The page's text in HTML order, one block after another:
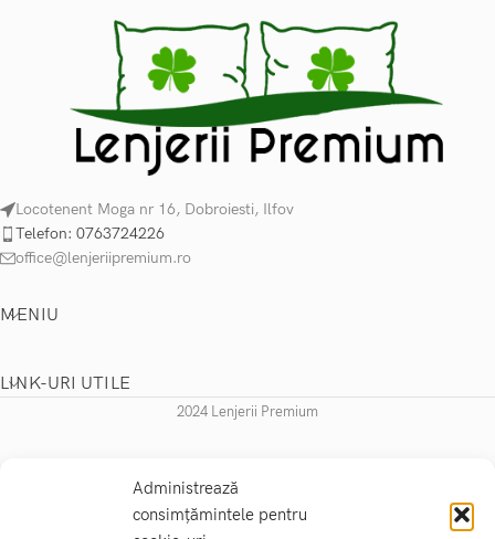
Administrează
consimțămintele pentru
Locotenent Moga nr 16, Dobroiesti, Ilfov
Telefon: 0763724226
office@lenjeriipremium.ro
MENIU
LINK-URI UTILE
2024 Lenjerii Premium